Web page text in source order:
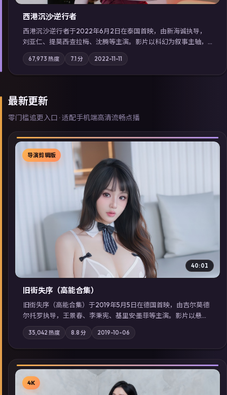
西港沉沙·逆行者
西港沉沙·逆行者于2022年6月2日在泰国首映，由新海诚执导，
刘亚仁、提莫西·查拉梅、沈腾等主演。影片以科幻为叙事主轴，
失踪人口档案牵出跨国灰色产业链；摄影与配乐强化地域气质；
站内亦可通过「国产免费观看高清电视剧在线看」延展检索同类
型高分佳作，畅享高清在线追剧体验。
67,973 热度 7.1分 2022-11-11
最新更新
零门槛追更入口 · 适配手机端高清流畅点播
▶
导演剪辑版
40:01
旧街失序（高能合集）
旧街失序（高能合集）于2019年5月5日在德国首映，由吉尔莫·德
尔·托罗执导，王景春、李秉宪、基里安·墨菲等主演。影片以悬疑
为叙事主轴，一次普通通勤演变成全城关注的生死营救；摄影与
配乐强化地域气质；站内亦可通过「国产免费观看高清电视剧在
线看」延展检索同类型高分佳作，畅享高清在线追剧体验。
35,042 热度 8.8 分 2019-10-06
4K